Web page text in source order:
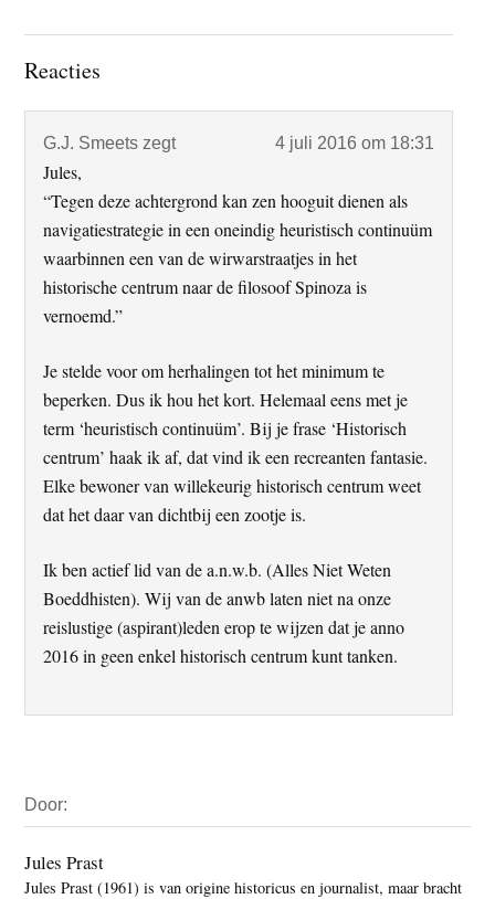
Lees
Reacties
G.J. Smeets zegt 4 juli 2016 om 18:31
Jules,
“Tegen deze achtergrond kan zen hooguit dienen als
navigatiestrategie in een oneindig heuristisch continuüm
waarbinnen een van de wirwarstraatjes in het
historische centrum naar de filosoof Spinoza is
vernoemd.”
Je stelde voor om herhalingen tot het minimum te
beperken. Dus ik hou het kort. Helemaal eens met je
term ‘heuristisch continuüm’. Bij je frase ‘Historisch
centrum’ haak ik af, dat vind ik een recreanten fantasie.
Elke bewoner van willekeurig historisch centrum weet
dat het daar van dichtbij een zootje is.
Ik ben actief lid van de a.n.w.b. (Alles Niet Weten
Boeddhisten). Wij van de anwb laten niet na onze
reislustige (aspirant)leden erop te wijzen dat je anno
2016 in geen enkel historisch centrum kunt tanken.
Sidebar
Door:
Jules Prast
Jules Prast (1961) is van origine historicus en journalist, maar bracht